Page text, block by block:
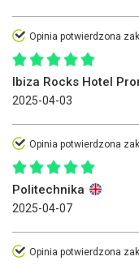
Opinia potwierdzona
Ibiza Rocks Hotel
2025-04-03
Opinia potwierdzona
Politechnika
2025-04-07
Opinia potwierdzona